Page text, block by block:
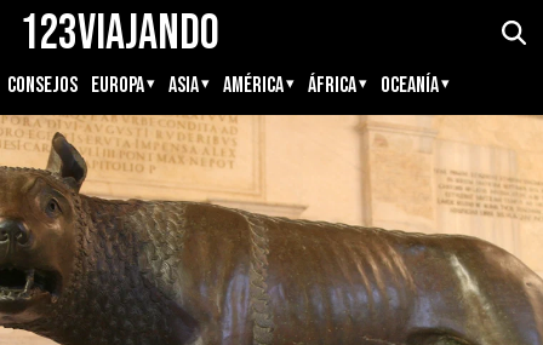
123Viajando
CONSEJOS EUROPA ASIA AMÉRICA ÁFRICA OCEANÍA